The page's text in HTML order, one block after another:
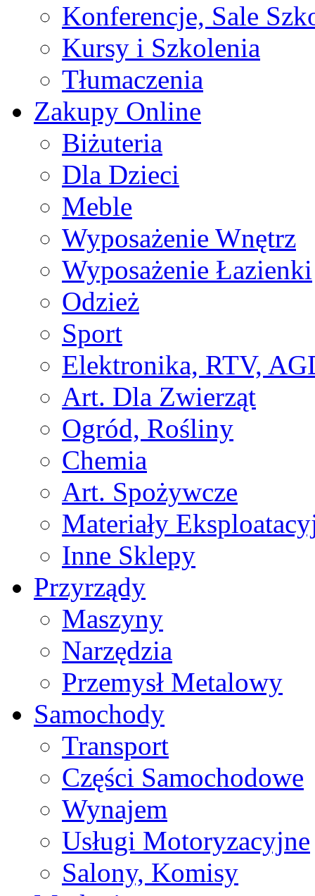
Konferencje, Sale
Kursy i Szkolenia
Tłumaczenia
Zakupy Online
Biżuteria
Dla Dzieci
Meble
Wyposażenie Wnętrz
Wyposażenie Łazienki
Odzież
Sport
Elektronika, RTV,
Art. Dla Zwierząt
Ogród, Rośliny
Chemia
Art. Spożywcze
Materiały
Inne Sklepy
Przyrządy
Maszyny
Narzędzia
Przemysł Metalowy
Samochody
Transport
Części Samochodowe
Wynajem
Usługi Motoryzacyjne
Salony, Komisy